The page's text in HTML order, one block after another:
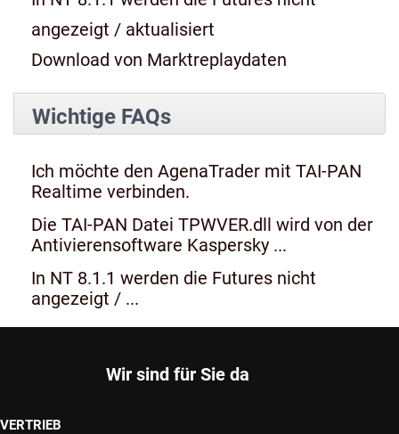
angezeigt / aktualisiert
Download von Marktreplaydaten
Wichtige FAQs
Ich möchte den AgenaTrader mit TAI-PAN
Realtime verbinden.
Die TAI-PAN Datei TPWVER.dll wird von der
Antivierensoftware Kaspersky ...
In NT 8.1.1 werden die Futures nicht
angezeigt / ...
Wir sind für Sie da
VERTRIEB